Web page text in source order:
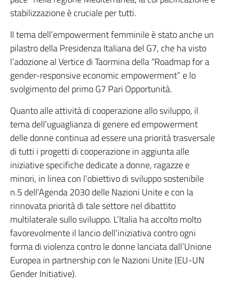
stabilizzazione è cruciale per tutti.
Il tema dell’empowerment femminile è stato anche un
pilastro della Presidenza Italiana del G7, che ha visto
l’adozione al Vertice di Taormina della “Roadmap for a
gender-responsive economic empowerment” e lo
svolgimento del primo G7 Pari Opportunità.
Quanto alle attività di cooperazione allo sviluppo, il
tema dell’uguaglianza di genere ed empowerment
delle donne continua ad essere una priorità trasversale
di tutti i progetti di cooperazione in aggiunta alle
iniziative specifiche dedicate a donne, ragazze e
minori, in linea con l’obiettivo di sviluppo sostenibile
n.5 dell’Agenda 2030 delle Nazioni Unite e con la
rinnovata priorità di tale settore nel dibattito
multilaterale sullo sviluppo. L’Italia ha accolto molto
favorevolmente il lancio dell’iniziativa contro ogni
forma di violenza contro le donne lanciata dall’Unione
Europea in partnership con le Nazioni Unite (EU-UN
Gender Initiative).